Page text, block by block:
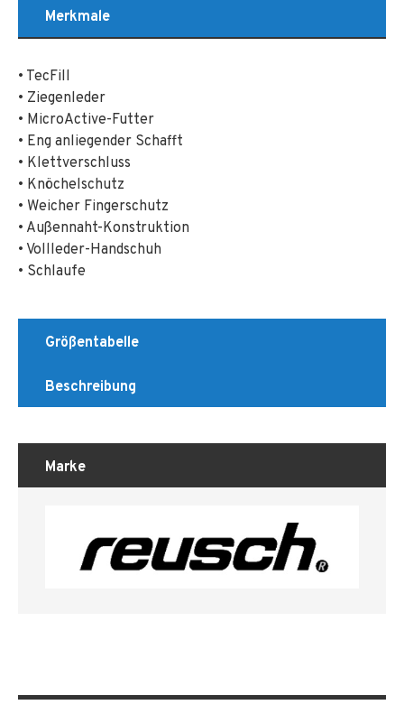
Merkmale
• TecFill
• Ziegenleder
• MicroActive-Futter
• Eng anliegender Schafft
• Klettverschluss
• Knöchelschutz
• Weicher Fingerschutz
• Außennaht-Konstruktion
• Vollleder-Handschuh
• Schlaufe
Größentabelle
Beschreibung
Marke